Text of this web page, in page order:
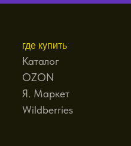
где купить
Каталог
OZON
Я. Маркет
Wildberries